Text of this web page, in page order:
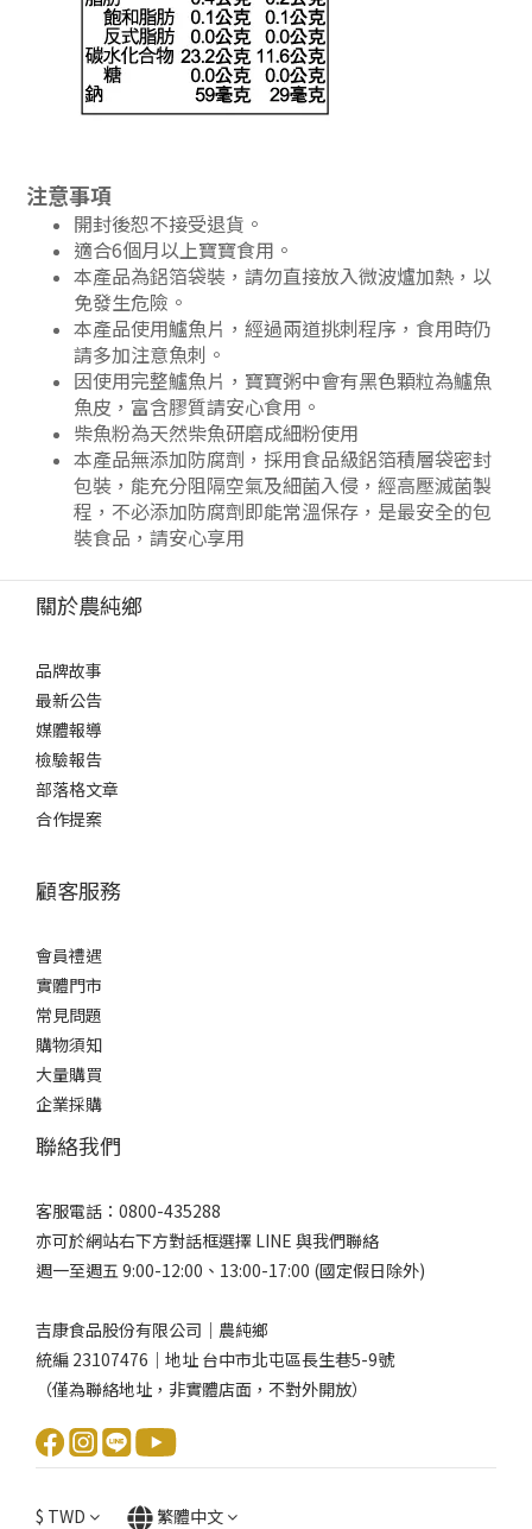
注意事項
開封後恕不接受退貨。
適合6個月以上寶寶食用。
本產品為鋁箔袋裝，請勿直接放入微波爐加熱，以
免發生危險。
本產品使用鱸魚片，經過兩道挑刺程序，食用時仍
請多加注意魚刺。
因使用完整鱸魚片，寶寶粥中會有黑色顆粒為鱸魚
魚皮，富含膠質請安心食用。
柴魚粉為天然柴魚研磨成細粉使用
本產品無添加防腐劑，採用食品級鋁箔積層袋密封
包裝，能充分阻隔空氣及細菌入侵，經高壓滅菌製
程，不必添加防腐劑即能常溫保存，是最安全的包
裝食品，請安心享用
關於農純鄉
品牌故事
最新公告
媒體報導
檢驗報告
部落格文章
合作提案
顧客服務
會員禮遇
實體門市
常見問題
購物須知
大量購買
企業採購
聯絡我們
客服電話：0800-435288
亦可於網站右下方對話框選擇 LINE 與我們聯絡
週一至週五 9:00-12:00、13:00-17:00 (國定假日除外)
吉康食品股份有限公司｜農純鄉
統編 23107476｜地址 台中市北屯區長生巷5-9號
（僅為聯絡地址，非實體店面，不對外開放）
$ TWD 繁體中文